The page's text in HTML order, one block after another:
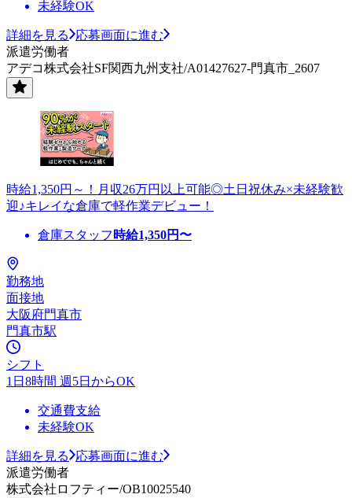
未経験OK
詳細を見る
応募画面に進む
派遣労働者
アデコ株式会社SF関西九州支社/A01427627-門真市_2607
時給1,350円～！月収26万円以上可能◎土日祝休み×未経験歓
迎♪キレイな倉庫で軽作業デビュー！
倉庫スタッフ 時給1,350円〜
勤務地
面接地
大阪府門真市
門真市駅
シフト
1日8時間 週5日からOK
交通費支給
未経験OK
詳細を見る
応募画面に進む
派遣労働者
株式会社ロフティー/OB10025540